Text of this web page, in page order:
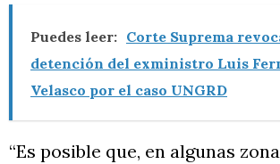
Puedes leer: Corte Suprema
detención del exministro Luis
Velasco por el caso UNGRD
“Es posible que, en algunas